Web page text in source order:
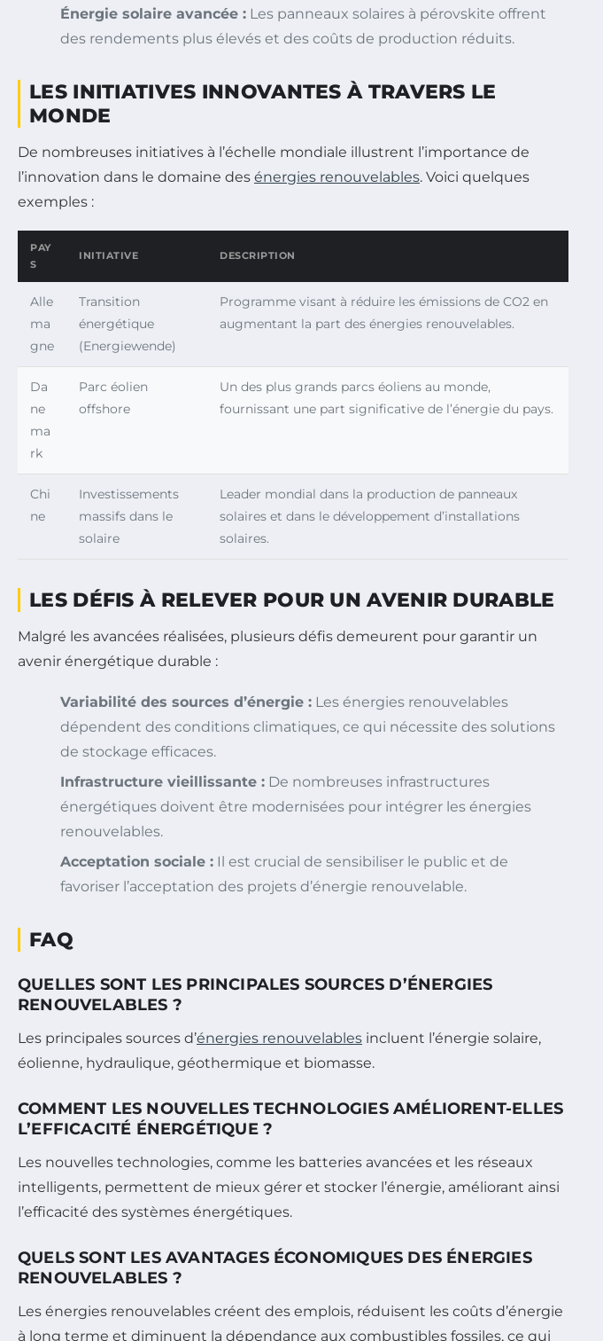
Énergie solaire avancée : Les panneaux solaires à pérovskite offrent
des rendements plus élevés et des coûts de production réduits.
LES INITIATIVES INNOVANTES À TRAVERS LE
MONDE
De nombreuses initiatives à l’échelle mondiale illustrent l’importance de
l’innovation dans le domaine des énergies renouvelables. Voici quelques
exemples :
PAY
S
INITIATIVE DESCRIPTION
Alle
ma
gne
Transition
énergétique
(Energiewende)
Programme visant à réduire les émissions de CO2 en
augmentant la part des énergies renouvelables.
Da
ne
ma
rk
Parc éolien
offshore
Un des plus grands parcs éoliens au monde,
fournissant une part significative de l’énergie du pays.
Chi
ne
Investissements
massifs dans le
solaire
Leader mondial dans la production de panneaux
solaires et dans le développement d’installations
solaires.
LES DÉFIS À RELEVER POUR UN AVENIR DURABLE
Malgré les avancées réalisées, plusieurs défis demeurent pour garantir un
avenir énergétique durable :
Variabilité des sources d’énergie : Les énergies renouvelables
dépendent des conditions climatiques, ce qui nécessite des solutions
de stockage efficaces.
Infrastructure vieillissante : De nombreuses infrastructures
énergétiques doivent être modernisées pour intégrer les énergies
renouvelables.
Acceptation sociale : Il est crucial de sensibiliser le public et de
favoriser l’acceptation des projets d’énergie renouvelable.
FAQ
QUELLES SONT LES PRINCIPALES SOURCES D’ÉNERGIES
RENOUVELABLES ?
Les principales sources d’énergies renouvelables incluent l’énergie solaire,
éolienne, hydraulique, géothermique et biomasse.
COMMENT LES NOUVELLES TECHNOLOGIES AMÉLIORENT-ELLES
L’EFFICACITÉ ÉNERGÉTIQUE ?
Les nouvelles technologies, comme les batteries avancées et les réseaux
intelligents, permettent de mieux gérer et stocker l’énergie, améliorant ainsi
l’efficacité des systèmes énergétiques.
QUELS SONT LES AVANTAGES ÉCONOMIQUES DES ÉNERGIES
RENOUVELABLES ?
Les énergies renouvelables créent des emplois, réduisent les coûts d’énergie
à long terme et diminuent la dépendance aux combustibles fossiles, ce qui